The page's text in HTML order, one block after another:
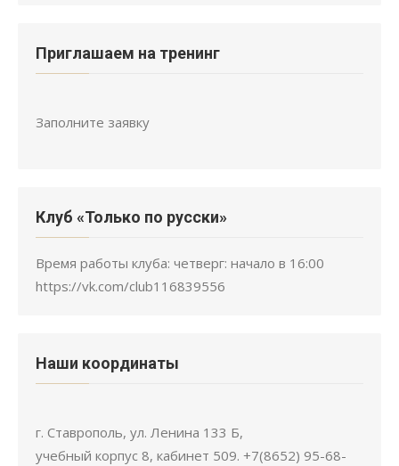
Приглашаем на тренинг
Заполните заявку
Клуб «Только по русски»
Время работы клуба: четверг: начало в 16:00
https://vk.com/club116839556
Наши координаты
г. Ставрополь, ул. Ленина 133 Б,
учебный корпус 8, кабинет 509. +7(8652) 95-68-